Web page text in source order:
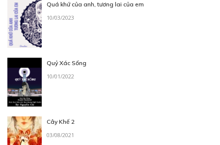
Quá khứ của anh, tương lai của em
10/03/2023
Quỷ Xác Sống
10/01/2022
Cây Khế 2
03/08/2021